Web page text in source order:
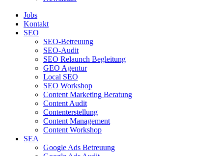
Jobs
Kontakt
SEO
SEO-Betreuung
SEO-Audit
SEO Relaunch Begleitung
GEO Agentur
Local SEO
SEO Workshop
Content Marketing Beratung
Content Audit
Contenterstellung
Content Management
Content Workshop
SEA
Google Ads Betreuung